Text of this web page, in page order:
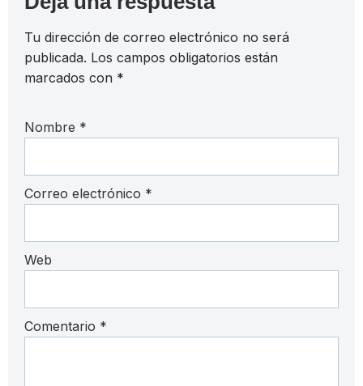
Tu dirección de correo electrónico no será
publicada. Los campos obligatorios están
marcados con *
Nombre *
Correo electrónico *
Web
Comentario *